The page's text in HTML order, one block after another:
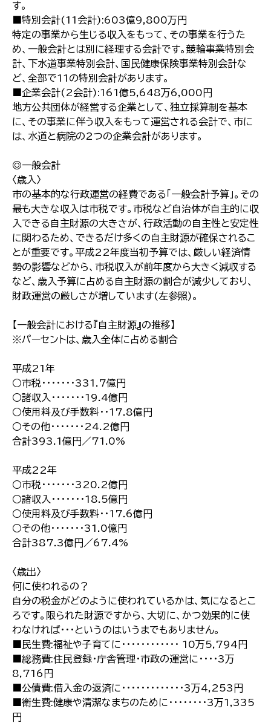
す。
■特別会計(11会計):603億9,800万円
特定の事業から生じる収入をもって、その事業を行うた
め、一般会計とは別に経理する会計です。競輪事業特別会
計、下水道事業特別会計、国民健康保険事業特別会計な
ど、全部で11の特別会計があります。
■企業会計(2会計):161億5,648万6,000円
地方公共団体が経営する企業として、独立採算制を基本
に、その事業に伴う収入をもって運営される会計で、市に
は、水道と病院の2つの企業会計があります。
◎一般会計
〈歳入〉
市の基本的な行政運営の経費である「一般会計予算」。その
最も大きな収入は市税です。市税など自治体が自主的に収
入できる自主財源の大きさが、行政活動の自主性と安定性
に関わるため、できるだけ多くの自主財源が確保されるこ
とが重要です。平成22年度当初予算では、厳しい経済情
勢の影響などから、市税収入が前年度から大きく減収する
など、歳入予算に占める自主財源の割合が減少しており、
財政運営の厳しさが増しています(左参照)。
【一般会計における『自主財源』の推移】
※パーセントは、歳入全体に占める割合
平成21年
○市税・・・・・・・331.7億円
○諸収入・・・・・・・19.4億円
○使用料及び手数料・・17.8億円
○その他・・・・・・・24.2億円
合計393.1億円／71.0%
平成22年
○市税・・・・・・・320.2億円
○諸収入・・・・・・・18.5億円
○使用料及び手数料・・17.6億円
○その他・・・・・・・31.0億円
合計387.3億円／67.4%
〈歳出〉
何に使われるの？
自分の税金がどのように使われているかは、気になるとこ
ろです。限られた財源ですから、大切に、かつ効果的に使
わなければ･･･というのはいうまでもありません。
■民生費:福祉や子育てに・・・・・・・・・・・・ 10万5,794円
■総務費:住民登録・庁舎管理・市政の運営に・・・・3万
8,716円
■公債費:借入金の返済に・・・・・・・・・・・・・3万4,253円
■衛生費:健康や清潔なまちのために・・・・・・・・3万1,335
円